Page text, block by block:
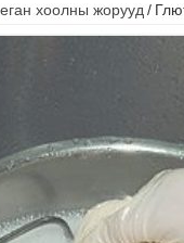
хоолны жорууд /